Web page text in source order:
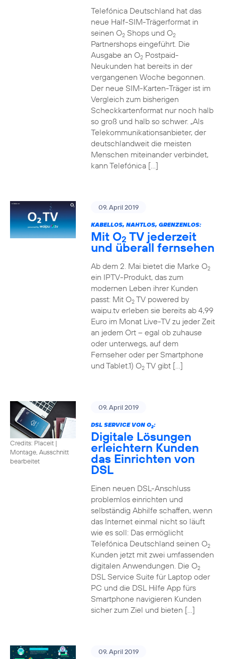
Telefónica Deutschland hat das
neue Half-SIM-Trägerformat in
seinen O2Shops und O2
Partnershops eingeführt. Die
Ausgabe an O2Postpaid-
Neukunden hat bereits in der
vergangenen Woche begonnen.
Der neue SIM-Karten-Träger ist im
Vergleich zum bisherigen
Scheckkartenformat nur noch halb
so groß und halb so schwer. „Als
Telekommunikationsanbieter, der
deutschlandweit die meisten
Menschen miteinander verbindet,
kann Telefónica […]
09. April 2019
KABELLOS, NAHTLOS, GRENZENLOS:
Mit O2 TV jederzeit
und überall fernsehen
Ab dem 2. Mai bietet die Marke O2
ein IPTV-Produkt, das zum
modernen Leben ihrer Kunden
passt: Mit O2TV powered by
waipu.tv erleben sie bereits ab 4,99
Euro im Monat Live-TV zu jeder Zeit
an jedem Ort – egal ob zuhause
oder unterwegs, auf dem
Fernseher oder per Smartphone
und Tablet.1) O2TV gibt […]
Credits: Placeit |
Montage, Ausschnitt
bearbeitet
09. April 2019
DSL SERVICE VON O2:
Digitale Lösungen
erleichtern Kunden
das Einrichten von
DSL
Einen neuen DSL-Anschluss
problemlos einrichten und
selbständig Abhilfe schaffen, wenn
das Internet einmal nicht so läuft
wie es soll: Das ermöglicht
Telefónica Deutschland seinen O2
Kunden jetzt mit zwei umfassenden
digitalen Anwendungen. Die O2
DSL Service Suite für Laptop oder
PC und die DSL Hilfe App fürs
Smartphone navigieren Kunden
sicher zum Ziel und bieten […]
09. April 2019